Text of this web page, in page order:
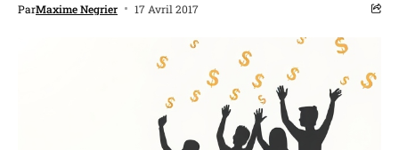
ParMaxime Negrier 17 Avril 2017